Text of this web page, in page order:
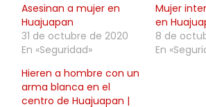
Asesinan a mujer en
Huajuapan
31 de octubre de 2020
En «Seguridad»
Mujer
en
8 de
En
Hieren a hombre con un
arma blanca en el
centro de Huajuapan |